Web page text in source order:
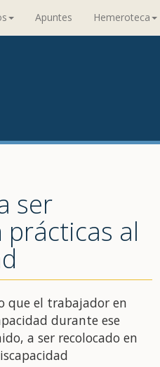
Apuntes Hemeroteca
ser
al
que el trabajador en
durante ese
a ser recolocado en